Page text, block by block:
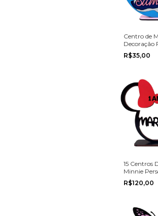
Centro de
Decoração
Summer
20cm
R$35,00
15 Centros
Minnie
Festa
R$120,00